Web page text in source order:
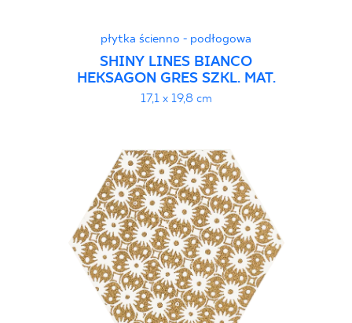
płytka ścienno - podłogowa
SHINY LINES BIANCO
HEKSAGON GRES SZKL. MAT.
17,1 x 19,8 cm